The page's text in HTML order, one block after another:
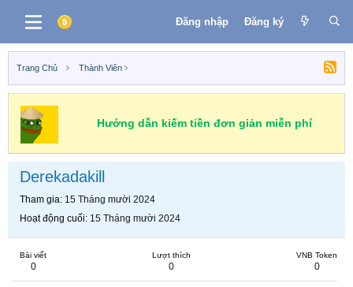
Đăng nhập Đăng ký
Trang Chủ Thành Viên
Hướng dẫn kiếm tiền đơn giản miễn phí
Derekadakill
Tham gia 15 Tháng mười 2024
Hoạt động cuối 15 Tháng mười 2024
Bài viết
0
Lượt thích
0
VNB Token
0